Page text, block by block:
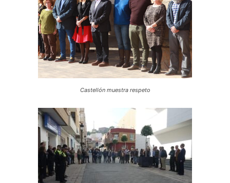
Castellón muestra respeto